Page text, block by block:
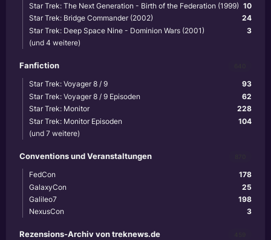
10
Star Trek: The Next Generation - Birth of the Federation (1999)
24
Star Trek: Bridge Commander (2002)
3
Star Trek: Deep Space Nine - Dominion Wars (2001)
(und 4 weitere)
Fanfiction
93
Star Trek: Voyager 8 / 9
62
Star Trek: Voyager 8 / 9 Episoden
228
Star Trek: Monitor
104
Star Trek: Monitor Episoden
(und 7 weitere)
Conventions und Veranstaltungen
178
FedCon
25
GalaxyCon
198
Galileo7
3
NexusCon
Rezensions-Archiv von treknews.de